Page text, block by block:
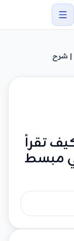
| شرح
تقرأ
مبسط